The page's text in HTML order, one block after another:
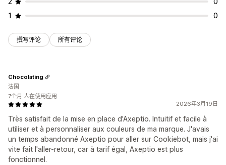
1
0
撰写评论 所有评论
2026年3月19日
Très satisfait de la mise en place d'Axeptio. Intuitif et facile à
utiliser et à personnaliser aux couleurs de ma marque. J'avais
un temps abandonné Axeptio pour aller sur Cookiebot, mais j'ai
vite fait l'aller-retour, car à tarif égal, Axeptio est plus
fonctionnel.
Chocolating
法国
7个月 人在使用应用